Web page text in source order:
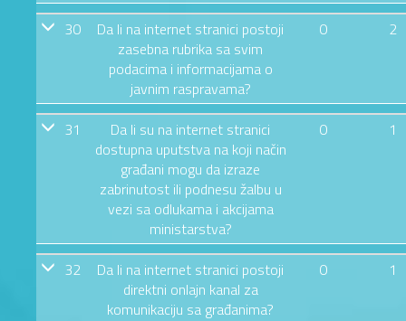
30
Da li na internet stranici postoji
zasebna rubrika sa svim
podacima i informacijama o
javnim raspravama?
0 2
31
Da li su na internet stranici
dostupna uputstva na koji način
građani mogu da izraze
zabrinutost ili podnesu žalbu u
vezi sa odlukama i akcijama
ministarstva?
0 1
32
Da li na internet stranici postoji
direktni onlajn kanal za
komunikaciju sa građanima?
0 1